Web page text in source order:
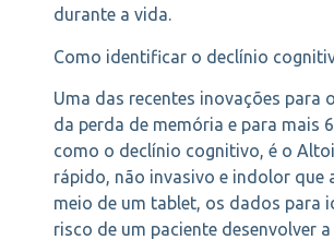
durante a vida.
Como identificar o declínio
Uma das recentes inovações para
da perda de memória e para mais
como o declínio cognitivo, é o
rápido, não invasivo e indolor que
meio de um tablet, os dados para
risco de um paciente desenvolver